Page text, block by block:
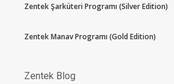
Zentek Şarküteri Programı (Silver Edition)
Zentek Manav Programı (Gold Edition)
Zentek Blog